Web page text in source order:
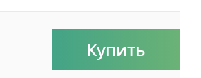
Купить